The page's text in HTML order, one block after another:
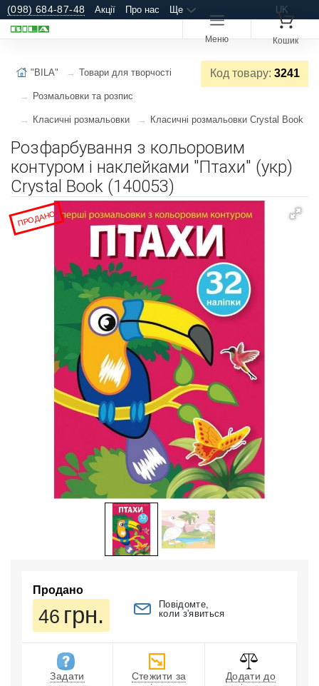
(098) 684-87-48 Акції Про нас Ще UK
Меню Кошик
Код товару: 3241
"BILA" Товари для творчості
Розмальовки та розпис
Класичні розмальовки Класичні розмальовки Crystal Book
Розфарбування з кольоровим
контуром і наклейками "Птахи" (укр)
Crystal Book (140053)
ПРОДАНО
Продано
46 грн.
Повідомте,
коли з'явиться
Задати
Стежити за
Додати до